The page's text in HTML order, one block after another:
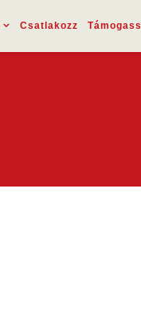
Csatlakozz Támogass